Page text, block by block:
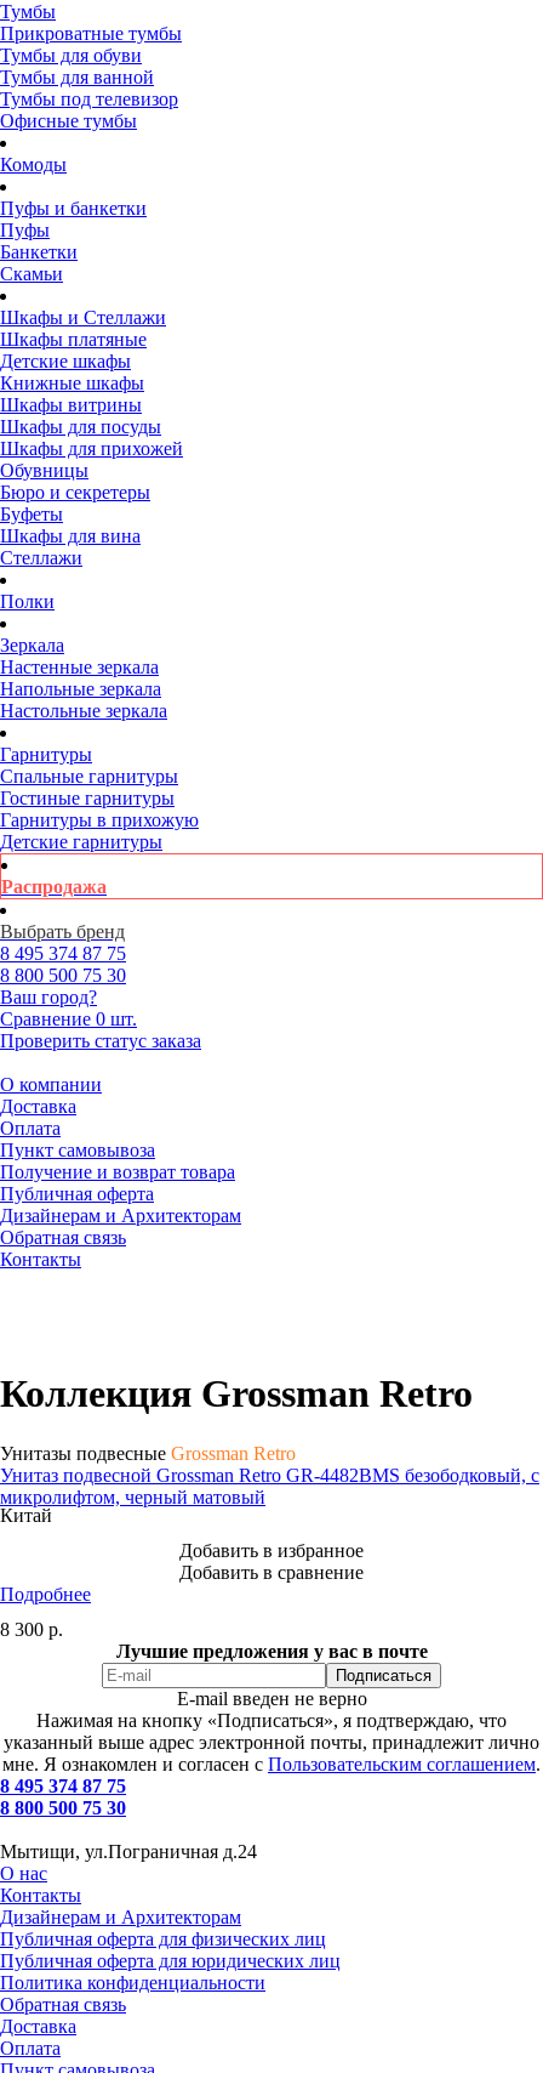
Тумбы
Прикроватные тумбы
Тумбы для обуви
Тумбы для ванной
Тумбы под телевизор
Офисные тумбы
Комоды
Пуфы и банкетки
Пуфы
Банкетки
Скамьи
Шкафы и Стеллажи
Шкафы платяные
Детские шкафы
Книжные шкафы
Шкафы витрины
Шкафы для посуды
Шкафы для прихожей
Обувницы
Бюро и секретеры
Буфеты
Шкафы для вина
Стеллажи
Полки
Зеркала
Настенные зеркала
Напольные зеркала
Настольные зеркала
Гарнитуры
Спальные гарнитуры
Гостиные гарнитуры
Гарнитуры в прихожую
Детские гарнитуры
Распродажа
Выбрать бренд
8 495 374 87 75
8 800 500 75 30
Ваш город?
Сравнение 0 шт.
Проверить статус заказа
О компании
Доставка
Оплата
Пункт самовывоза
Получение и возврат товара
Публичная оферта
Дизайнерам и Архитекторам
Обратная связь
Контакты
Коллекция Grossman Retro
Унитазы подвесные Grossman Retro
Унитаз подвесной Grossman Retro GR-4482BMS безободковый, с
микролифтом, черный матовый
Китай
Добавить в избранное
Добавить в сравнение
Подробнее
8 300 р.
Лучшие предложения у вас в почте
E-mail введен не верно
Нажимая на кнопку «Подписаться», я подтверждаю, что
указанный выше адрес электронной почты, принадлежит лично
мне. Я ознакомлен и согласен с Пользовательским соглашением.
8 495 374 87 75
8 800 500 75 30
Мытищи, ул.Пограничная д.24
О нас
Контакты
Дизайнерам и Архитекторам
Публичная оферта для физических лиц
Публичная оферта для юридических лиц
Политика конфиденциальности
Обратная связь
Доставка
Оплата